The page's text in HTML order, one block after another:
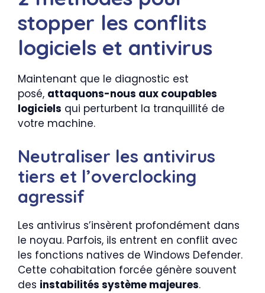
stopper les conflits
logiciels et antivirus
Maintenant que le diagnostic est
posé, attaquons-nous aux coupables
logiciels qui perturbent la tranquillité de
votre machine.
Neutraliser les antivirus
tiers et l’overclocking
agressif
Les antivirus s’insèrent profondément dans
le noyau. Parfois, ils entrent en conflit avec
les fonctions natives de Windows Defender.
Cette cohabitation forcée génère souvent
des instabilités système majeures.